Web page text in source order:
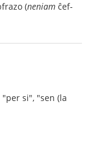
(neniam ĉef-
"per si", "sen (la